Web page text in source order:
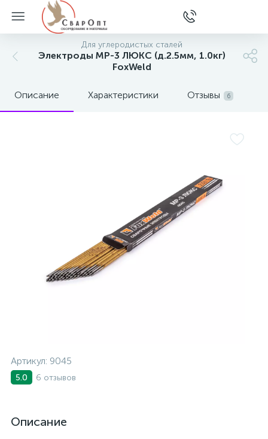
Для углеродистых сталей
Электроды МР-3 ЛЮКС (д.2.5мм, 1.0кг)
FoxWeld
Описание Характеристики Отзывы 6
Артикул: 9045
5.0 6 отзывов
Описание